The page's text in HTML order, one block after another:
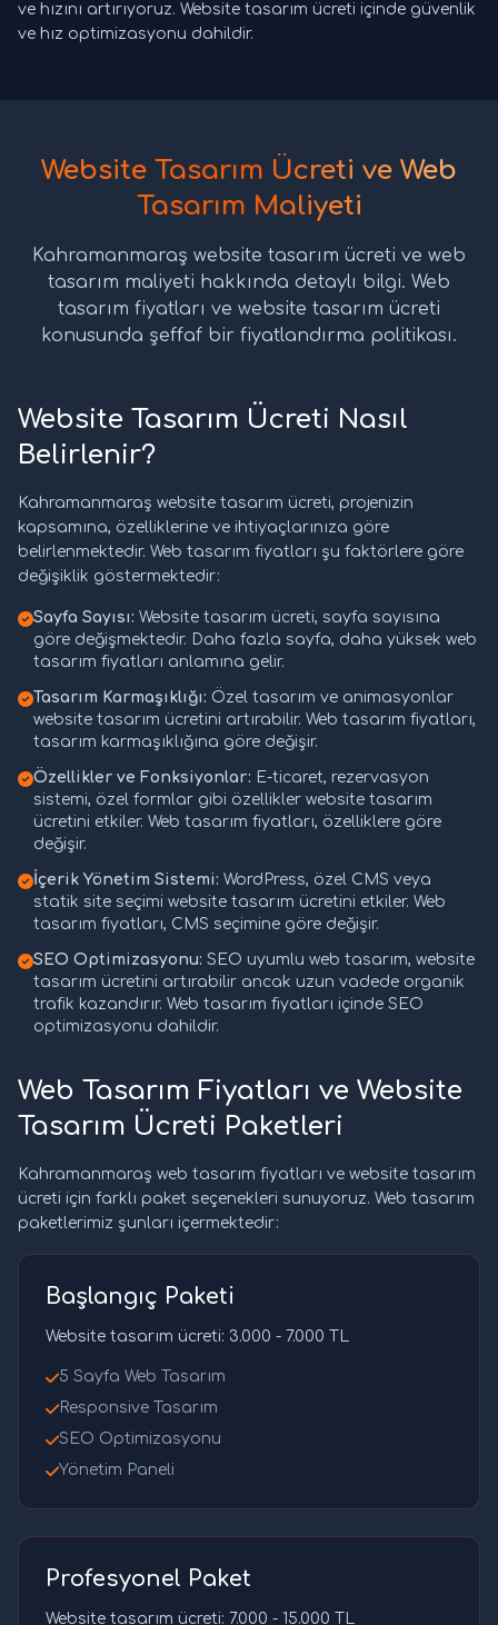
ve hızını artırıyoruz. Website tasarım ücreti içinde güvenlik
ve hız optimizasyonu dahildir.
Website Tasarım Ücreti ve Web
Tasarım Maliyeti
Kahramanmaraş website tasarım ücreti ve web
tasarım maliyeti hakkında detaylı bilgi. Web
tasarım fiyatları ve website tasarım ücreti
konusunda şeffaf bir fiyatlandırma politikası.
Website Tasarım Ücreti Nasıl
Belirlenir?
Kahramanmaraş website tasarım ücreti, projenizin
kapsamına, özelliklerine ve ihtiyaçlarınıza göre
belirlenmektedir. Web tasarım fiyatları şu faktörlere göre
değişiklik göstermektedir:
Sayfa Sayısı: Website tasarım ücreti, sayfa sayısına
göre değişmektedir. Daha fazla sayfa, daha yüksek web
tasarım fiyatları anlamına gelir.
Tasarım Karmaşıklığı: Özel tasarım ve animasyonlar
website tasarım ücretini artırabilir. Web tasarım fiyatları,
tasarım karmaşıklığına göre değişir.
Özellikler ve Fonksiyonlar: E-ticaret, rezervasyon
sistemi, özel formlar gibi özellikler website tasarım
ücretini etkiler. Web tasarım fiyatları, özelliklere göre
değişir.
İçerik Yönetim Sistemi: WordPress, özel CMS veya
statik site seçimi website tasarım ücretini etkiler. Web
tasarım fiyatları, CMS seçimine göre değişir.
SEO Optimizasyonu: SEO uyumlu web tasarım, website
tasarım ücretini artırabilir ancak uzun vadede organik
trafik kazandırır. Web tasarım fiyatları içinde SEO
optimizasyonu dahildir.
Web Tasarım Fiyatları ve Website
Tasarım Ücreti Paketleri
Kahramanmaraş web tasarım fiyatları ve website tasarım
ücreti için farklı paket seçenekleri sunuyoruz. Web tasarım
paketlerimiz şunları içermektedir:
Başlangıç Paketi
Website tasarım ücreti: 3.000 - 7.000 TL
5 Sayfa Web Tasarım
Responsive Tasarım
SEO Optimizasyonu
Yönetim Paneli
Profesyonel Paket
Website tasarım ücreti: 7.000 - 15.000 TL